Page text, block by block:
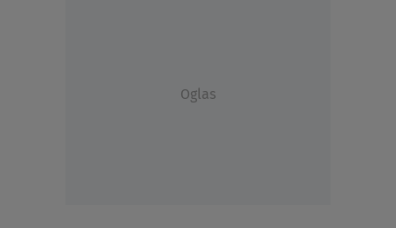
Oglas